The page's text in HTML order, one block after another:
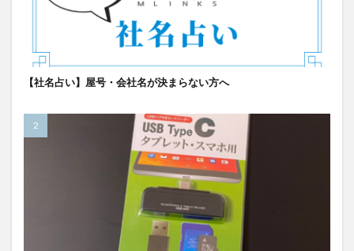
【社名占い】屋号・会社名が決まらない方へ